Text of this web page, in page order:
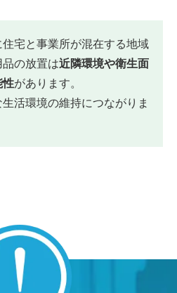
宅と事業所が混在する地域
の放置は近隣環境や衛生面
性があります。
活環境の維持につながりま